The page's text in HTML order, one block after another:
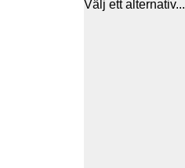
Välj ett alternativ...